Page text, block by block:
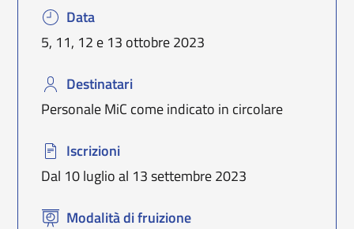
Data
5, 11, 12 e 13 ottobre 2023
Destinatari
Personale MiC come indicato in circolare
Iscrizioni
Dal 10 luglio al 13 settembre 2023
Modalità di fruizione